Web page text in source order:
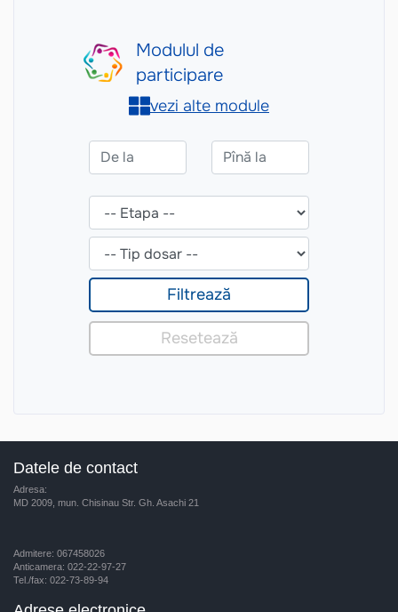
Datele de contact
Adresa:
MD 2009, mun. Chisinau Str. Gh. Asachi 21
Admitere: 067458026
Anticamera: 022-22-97-27
Tel./fax: 022-73-89-94